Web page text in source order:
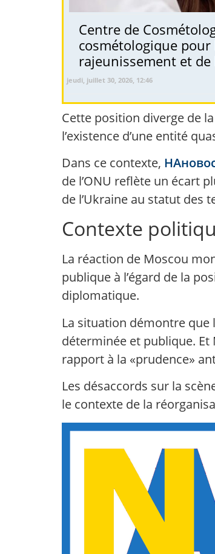
Centre de
cosmétologique pour
rajeunissement et de
jeudi, juillet 30, 2026, 12:46
Cette position diverge de
l’existence d’une entité
Dans ce contexte,
de l’ONU reflète un écart
de l’Ukraine au statut des
Contexte
La réaction de Moscou
publique à l’égard de la
diplomatique.
La situation démontre que
déterminée et publique.
rapport à la «prudence»
Les désaccords sur la
le contexte de la